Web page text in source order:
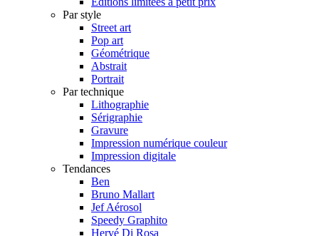
Par style
Street art
Pop art
Géométrique
Abstrait
Portrait
Par technique
Lithographie
Sérigraphie
Gravure
Impression numérique couleur
Impression digitale
Tendances
Ben
Bruno Mallart
Jef Aérosol
Speedy Graphito
Hervé Di Rosa